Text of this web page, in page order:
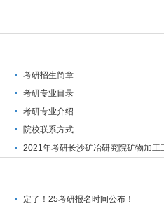
考研招生简章
考研专业目录
考研专业介绍
院校联系方式
2021年考研长沙矿冶研究院矿物加工
定了！25考研报名时间公布！